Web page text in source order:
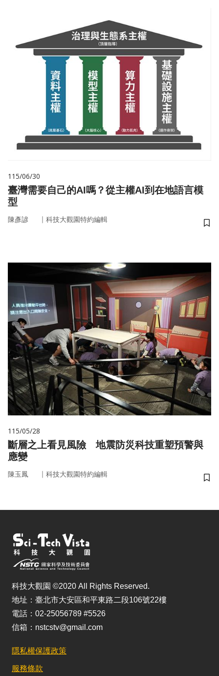
115/06/30
臺灣需要自己的AI嗎？從主權AI到在地語言模
型
陳彥諺 ｜ 科技大觀園特約編輯
儲
115/05/28
斷層之上看見風險 地震防災科技重塑預警與
應變
陳玉鳳 ｜ 科技大觀園特約編輯
儲
科技大觀園 ©2020 All Rights Reserved.
地址：臺北市大安區和平東路二段106號22樓
電話：02-25056789 #5526
信箱：nstcstv@gmail.com
隱私權保護政策
服務條款